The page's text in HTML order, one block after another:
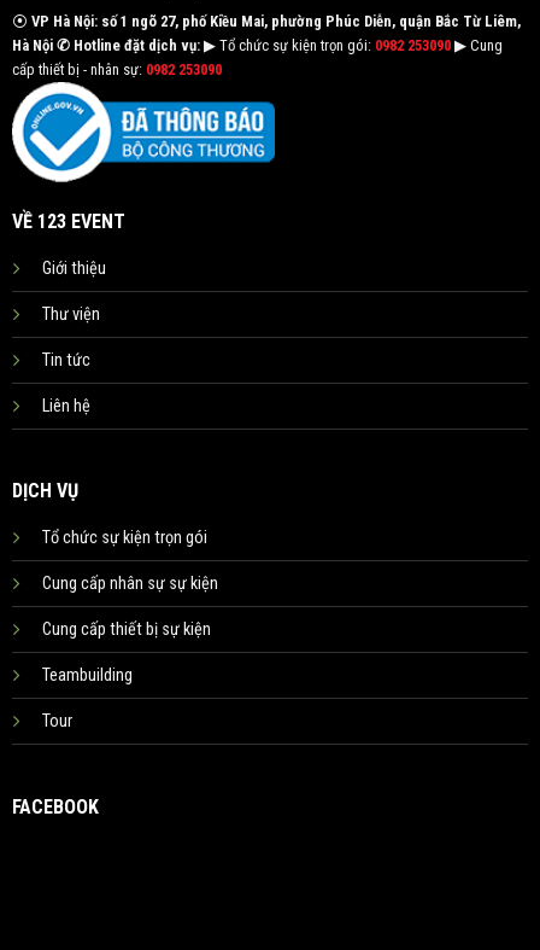
⦿ VP Hà Nội: số 1 ngõ 27, phố Kiều Mai, phường Phúc Diễn, quận Bắc Từ Liêm,
Hà Nội ✆ Hotline đặt dịch vụ:▶ Tổ chức sự kiện trọn gói: 0982 253090▶ Cung
cấp thiết bị - nhân sự: 0982 253090
VỀ 123 EVENT
Giới thiệu
Thư viện
Tin tức
Liên hệ
DỊCH VỤ
Tổ chức sự kiện trọn gói
Cung cấp nhân sự sự kiện
Cung cấp thiết bị sự kiện
Teambuilding
Tour
FACEBOOK